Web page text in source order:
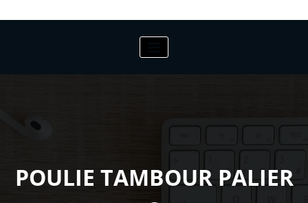
POULIE TAMBOUR PALIER